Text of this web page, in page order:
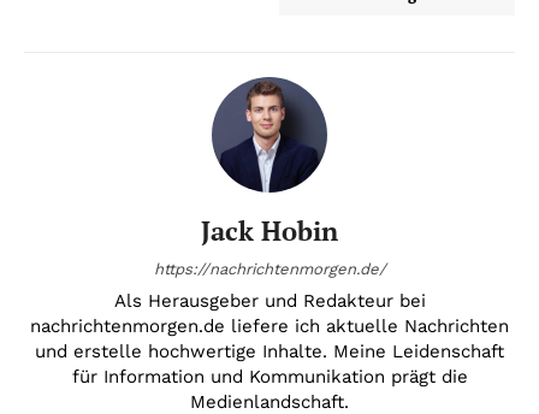
Jack Hobin
https://nachrichtenmorgen.de/
Als Herausgeber und Redakteur bei
nachrichtenmorgen.de liefere ich aktuelle Nachrichten
und erstelle hochwertige Inhalte. Meine Leidenschaft
für Information und Kommunikation prägt die
Medienlandschaft.